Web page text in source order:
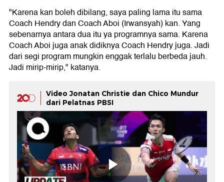
"Karena kan boleh dibilang, saya paling lama itu sama
Coach Hendry dan Coach Aboi (Irwansyah) kan. Yang
sebenarnya antara dua itu ya programnya sama. Karena
Coach Aboi juga anak didiknya Coach Hendry juga. Jadi
dari segi program mungkin enggak terlalu berbeda jauh.
Jadi mirip-mirip," katanya.
Video Jonatan Christie dan Chico Mundur
dari Pelatnas PBSI